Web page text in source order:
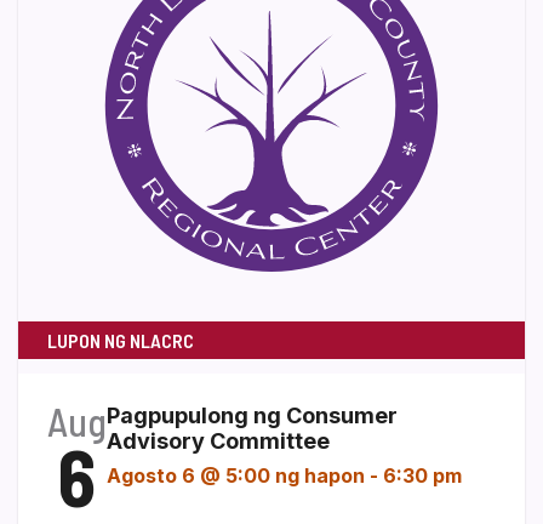
LUPON NG NLACRC
Aug
6
Pagpupulong ng Consumer
Advisory Committee
Agosto 6 @ 5:00 ng hapon - 6:30 pm